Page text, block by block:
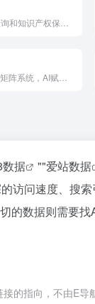
据 ""爱站数据
访问速度、搜
的数据则需要
的指向，不由E